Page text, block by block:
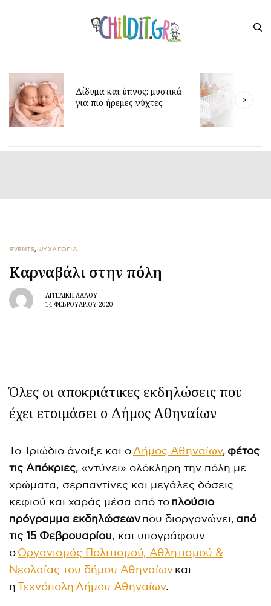
Δίδυμα και ύπνος: μυστικά
για πιο ήρεμες νύχτες
EVENTS, ΨΥΧΑΓΩΓΙΑ
Καρναβάλι στην πόλη
ΑΓΓΕΛΙΚΉ ΛΆΛΟΥ
14 ΦΕΒΡΟΥΑΡΊΟΥ 2020
Όλες οι αποκριάτικες εκδηλώσεις που
έχει ετοιμάσει ο Δήμος Αθηναίων
Το Τριώδιο άνοιξε και οΔήμος Αθηναίων, φέτος
τις Απόκριες, «ντύνει» ολόκληρη την πόλη με
χρώματα, σερπαντίνες και μεγάλες δόσεις
κεφιού και χαράς μέσα από τοπλούσιο
πρόγραμμα εκδηλώσεωνπου διοργανώνει, από
τις 15 Φεβρουαρίου, και υπογράφουν
οΟργανισμός Πολιτισμού, Αθλητισμού &
Νεολαίας του δήμου Αθηναίωνκαι
ηΤεχνόποληΔήμου Αθηναίων.